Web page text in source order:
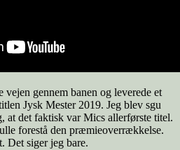
gennem banen og leverede et
Jysk Mester 2019. Jeg blev sgu
at det faktisk var Mics allerførste titel.
forestå den præmieoverrækkelse.
Det siger jeg bare.